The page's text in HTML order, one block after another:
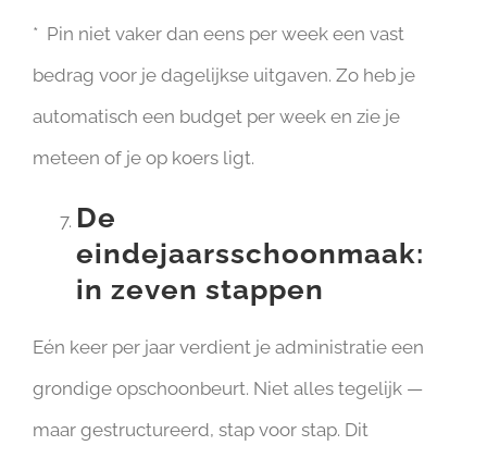
* Pin niet vaker dan eens per week een vast
bedrag voor je dagelijkse uitgaven. Zo heb je
automatisch een budget per week en zie je
meteen of je op koers ligt.
De
eindejaarsschoonmaak:
in zeven stappen
Eén keer per jaar verdient je administratie een
grondige opschoonbeurt. Niet alles tegelijk —
maar gestructureerd, stap voor stap. Dit